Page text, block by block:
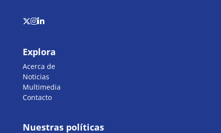
Explora
Acerca de
Noticias
Multimedia
Contacto
Nuestras políticas